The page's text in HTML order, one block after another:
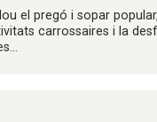
el pregó i sopar
carrossaires i la